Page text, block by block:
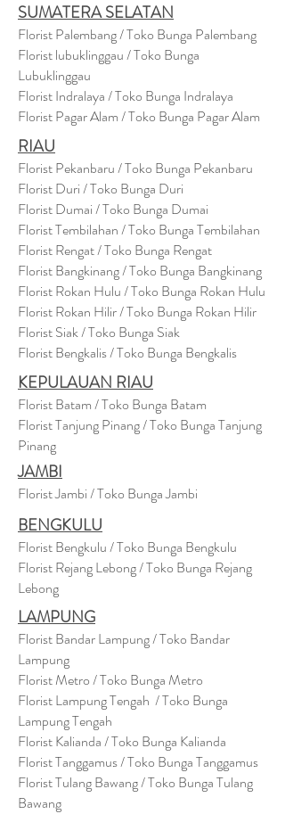
SUMATERA SELATAN
Florist Palembang / Toko Bunga Palembang
Florist lubuklinggau / Toko Bunga
Lubuklinggau
Florist Indralaya / Toko Bunga Indralaya
Florist Pagar Alam / Toko Bunga Pagar Alam
RIAU
Florist Pekanbaru / Toko Bunga Pekanbaru
Florist Duri / Toko Bunga Duri
Florist Dumai / Toko Bunga Dumai
Florist Tembilahan / Toko Bunga Tembilahan
Florist Rengat / Toko Bunga Rengat
Florist Bangkinang / Toko Bunga Bangkinang
Florist Rokan Hulu / Toko Bunga Rokan Hulu
Florist Rokan Hilir / Toko Bunga Rokan Hilir
Florist Siak / Toko Bunga Siak
Florist Bengkalis / Toko Bunga Bengkalis
KEPULAUAN RIAU
Florist Batam / Toko Bunga Batam
Florist Tanjung Pinang / Toko Bunga Tanjung
Pinang
JAMBI
Florist Jambi / Toko Bunga Jambi
BENGKULU
Florist Bengkulu / Toko Bunga Bengkulu
Florist Rejang Lebong / Toko Bunga Rejang
Lebong
LAMPUNG
Florist Bandar Lampung / Toko Bandar
Lampung
Florist Metro / Toko Bunga Metro
Florist Lampung Tengah / Toko Bunga
Lampung Tengah
Florist Kalianda / Toko Bunga Kalianda
Florist Tanggamus / Toko Bunga Tanggamus
Florist Tulang Bawang / Toko Bunga Tulang
Bawang